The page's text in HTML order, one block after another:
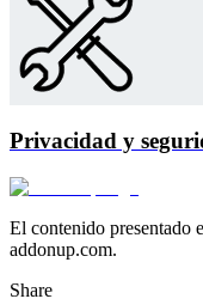
Privacidad y
El contenido presentado
addonup.com.
Share